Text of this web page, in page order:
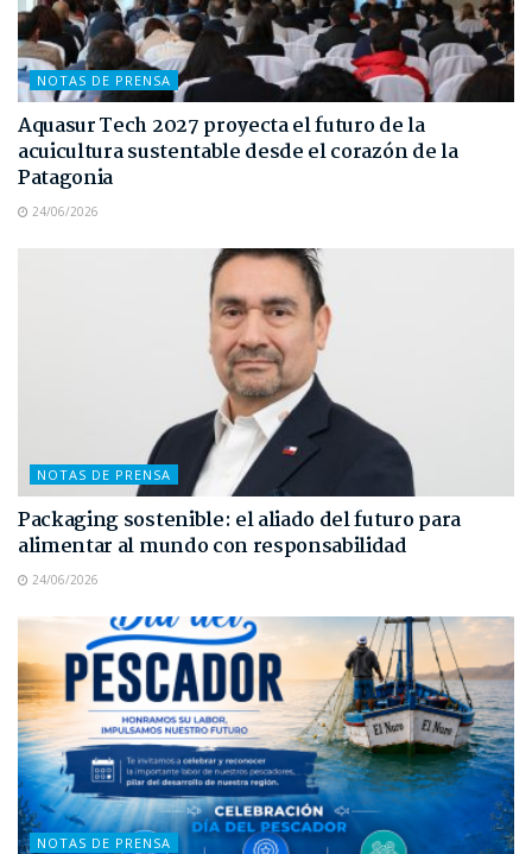
NOTAS DE PRENSA
Aquasur Tech 2027 proyecta el futuro de la
acuicultura sustentable desde el corazón de la
Patagonia
24/06/2026
NOTAS DE PRENSA
Packaging sostenible: el aliado del futuro para
alimentar al mundo con responsabilidad
24/06/2026
NOTAS DE PRENSA